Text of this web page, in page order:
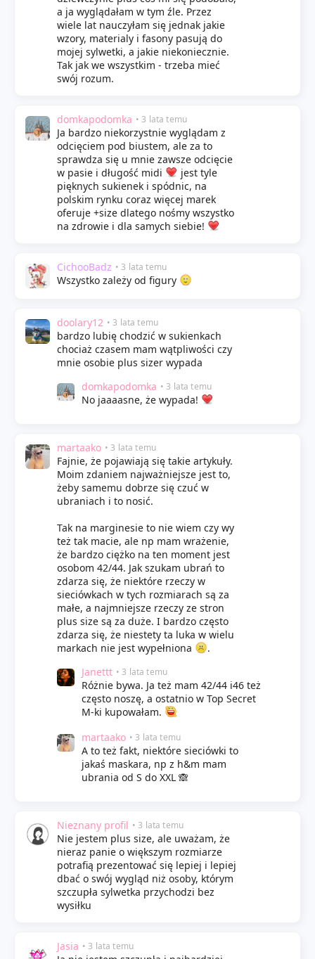
a ja wyglądałam w tym źle. Przez
wiele lat nauczyłam się jednak jakie
wzory, materialy i fasony pasują do
mojej sylwetki, a jakie niekoniecznie.
Tak jak we wszystkim - trzeba mieć
swój rozum.
domkapodomka • 3 lata temu
Ja bardzo niekorzystnie wyglądam z
odcięciem pod biustem, ale za to
sprawdza się u mnie zawsze odcięcie
w pasie i długość midi
jest tyle
pięknych sukienek i spódnic, na
polskim rynku coraz więcej marek
oferuje +size dlatego nośmy wszystko
na zdrowie i dla samych siebie!
CichooBadz • 3 lata temu
Wszystko zależy od figury
doolary12 • 3 lata temu
bardzo lubię chodzić w sukienkach
chociaż czasem mam wątpliwości czy
mnie osobie plus sizer wypada
domkapodomka • 3 lata temu
No jaaaasne, że wypada!
martaako • 3 lata temu
Fajnie, że pojawiają się takie artykuły.
Moim zdaniem najważniejsze jest to,
żeby samemu dobrze się czuć w
ubraniach i to nosić.
Tak na marginesie to nie wiem czy wy
też tak macie, ale np mam wrażenie,
że bardzo ciężko na ten moment jest
osobom 42/44. Jak szukam ubrań to
zdarza się, że niektóre rzeczy w
sieciówkach w tych rozmiarach są za
małe, a najmniejsze rzeczy ze stron
plus size są za duże. I bardzo często
zdarza się, że niestety ta luka w wielu
markach nie jest wypełniona
.
Janettt • 3 lata temu
Różnie bywa. Ja też mam 42/44 i46 też
często noszę, a ostatnio w Top Secret
M-ki kupowałam.
martaako • 3 lata temu
A to też fakt, niektóre sieciówki to
jakaś maskara, np z h&m mam
ubrania od S do XXL 🙈
Nieznany profil • 3 lata temu
Nie jestem plus size, ale uważam, że
nieraz panie o większym rozmiarze
potrafią prezentować się lepiej i lepiej
dbać o swój wygląd niż osoby, którym
szczupła sylwetka przychodzi bez
wysiłku
Jasia • 3 lata temu